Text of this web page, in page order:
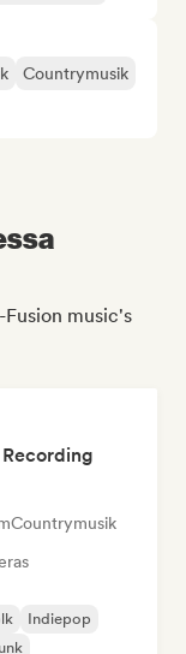
Countrymusik
music's
Countrymusik
Indiepop